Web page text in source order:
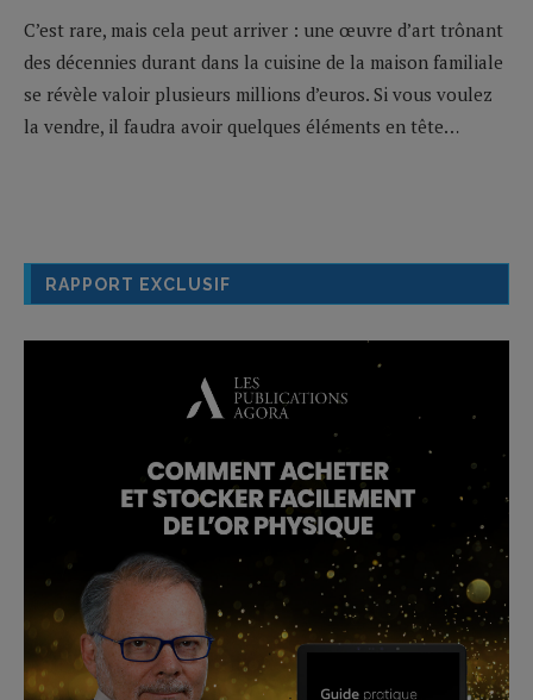
C’est rare, mais cela peut arriver : une œuvre d’art trônant
des décennies durant dans la cuisine de la maison familiale
se révèle valoir plusieurs millions d’euros. Si vous voulez
la vendre, il faudra avoir quelques éléments en tête…
RAPPORT EXCLUSIF